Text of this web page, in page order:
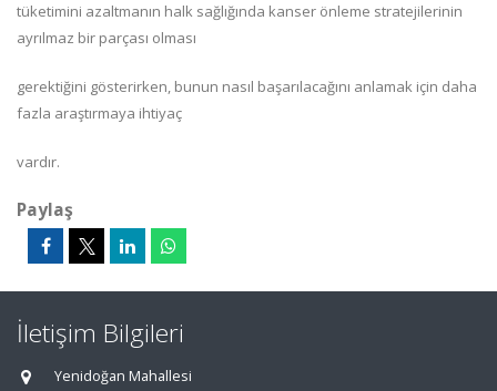
tüketimini azaltmanın halk sağlığında kanser önleme stratejilerinin
ayrılmaz bir parçası olması
gerektiğini gösterirken, bunun nasıl başarılacağını anlamak için daha
fazla araştırmaya ihtiyaç
vardır.
Paylaş
İletişim Bilgileri
Yenidoğan Mahallesi